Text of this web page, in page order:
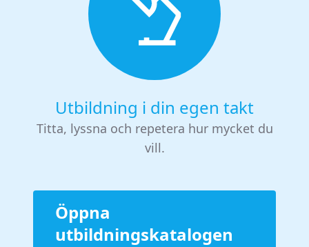
Utbildning i din egen takt
Titta, lyssna och repetera hur mycket du
vill.
Öppna
utbildningskatalogen